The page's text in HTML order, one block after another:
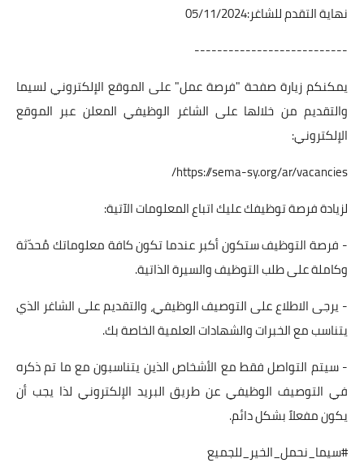
نهاية التقدم للشاغر:05/11/2024
---------------------------
يمكنكم زيارة صفحة "فرصة عمل" على الموقع الإلكتروني لسيما
والتقديم من خلالها على الشاغر الوظيفي المعلن عبر الموقع
الإلكتروني:
https://sema-sy.org/ar/vacancies/
لزيادة فرصة توظيفك عليك اتباع المعلومات الآتية:
- فرصة التوظيف ستكون أكبر عندما تكون كافة معلوماتك مُحدّثة
وكاملة على طلب التوظيف والسيرة الذاتية.
- يرجى الاطلاع على التوصيف الوظيفي، والتقديم على الشاغر الذي
يتناسب مع الخبرات والشهادات العلمية الخاصة بك.
- سيتم التواصل فقط مع الأشخاص الذين يتناسبون مع ما تم ذكره
في التوصيف الوظيفي عن طريق البريد الإلكتروني لذا يجب أن
يكون مفعلاً بشكل دائم.
#سيما_نحمل_الخير_للجميع